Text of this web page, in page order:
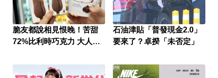
脆友都說相見恨晚！苦甜
72%比利時巧克力 大人味
石油津貼「普發現金2.0」
要來了？卓揆「未否定」
PR